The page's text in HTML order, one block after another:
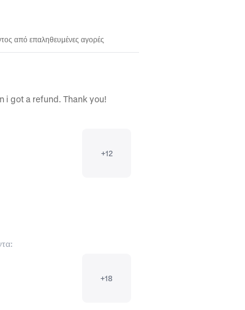
από επαληθευμένες αγορές
+12
+18